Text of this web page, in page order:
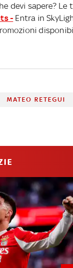
devi sapere? Le
- Entra in
MATEO RETEGUI